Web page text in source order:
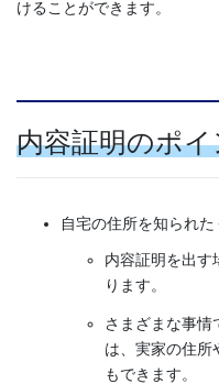
けることができます。
内容証明のポ
自宅の住所を知られた
内容証明を出す
ります。
さまざまな事情
は、実家の住所
もできます。